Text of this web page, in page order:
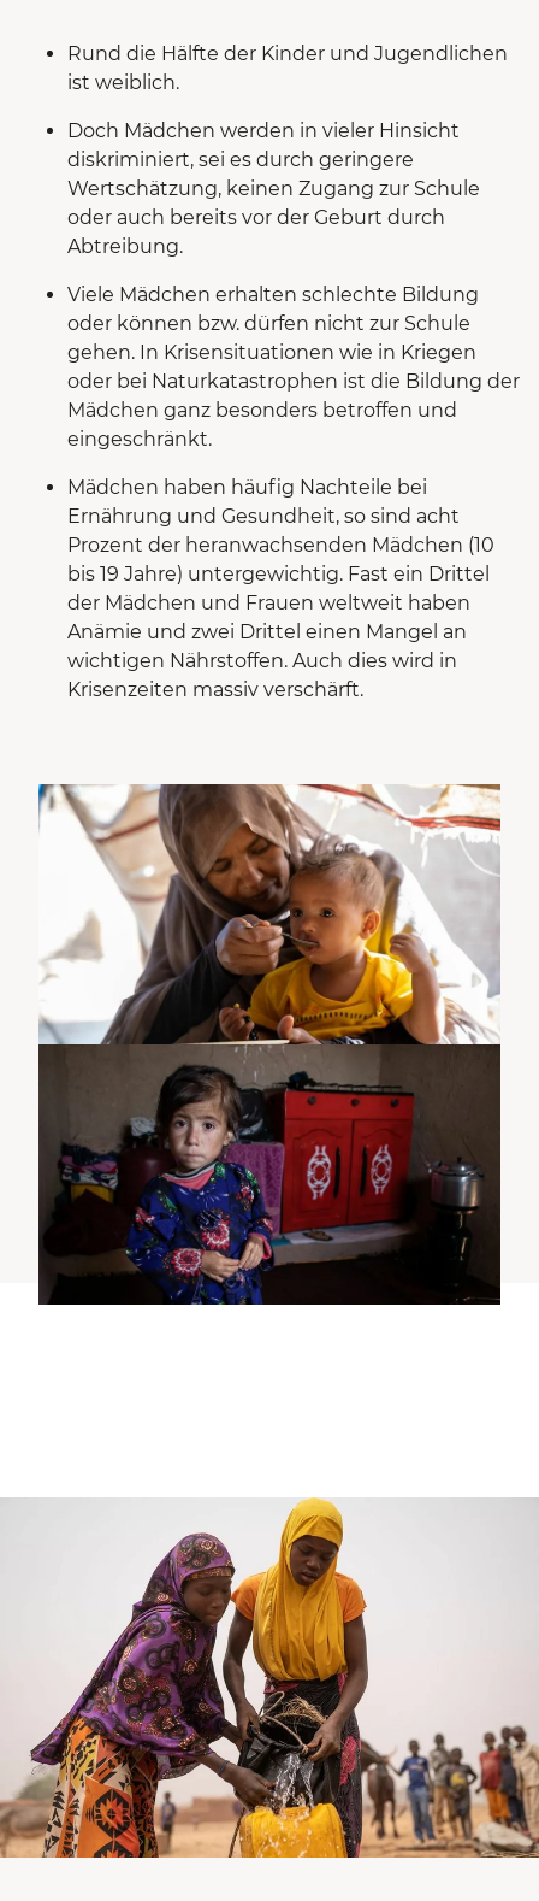
Rund die Hälfte der Kinder und Jugendlichen
ist weiblich.
Doch Mädchen werden in vieler Hinsicht
diskriminiert, sei es durch geringere
Wertschätzung, keinen Zugang zur Schule
oder auch bereits vor der Geburt durch
Abtreibung.
Viele Mädchen erhalten schlechte Bildung
oder können bzw. dürfen nicht zur Schule
gehen. In Krisensituationen wie in Kriegen
oder bei Naturkatastrophen ist die Bildung der
Mädchen ganz besonders betroffen und
eingeschränkt.
Mädchen haben häufig Nachteile bei
Ernährung und Gesundheit, so sind acht
Prozent der heranwachsenden Mädchen (10
bis 19 Jahre) untergewichtig. Fast ein Drittel
der Mädchen und Frauen weltweit haben
Anämie und zwei Drittel einen Mangel an
wichtigen Nährstoffen. Auch dies wird in
Krisenzeiten massiv verschärft.